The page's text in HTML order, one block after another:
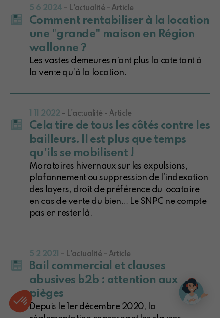
5 6 2024 - L'actualité - Article
Comment rentabiliser à la location
une "grande" maison en Région
wallonne ?
Les vastes demeures n’ont plus la cote tant à
la vente qu’à la location.
1 11 2022 - L'actualité - Article
Cela tire de tous les côtés contre les
bailleurs. Il est plus que temps
qu’ils se mobilisent !
Moratoires hivernaux sur les expulsions,
plafonnement ou suppression de l’indexation
des loyers, droit de préférence du locataire
en cas de vente du bien… Le SNPC ne compte
pas en rester là.
5 2 2021 - L'actualité - Article
Bail commercial et clauses
abusives b2b : attention aux
pièges
Depuis le 1er décembre 2020, la